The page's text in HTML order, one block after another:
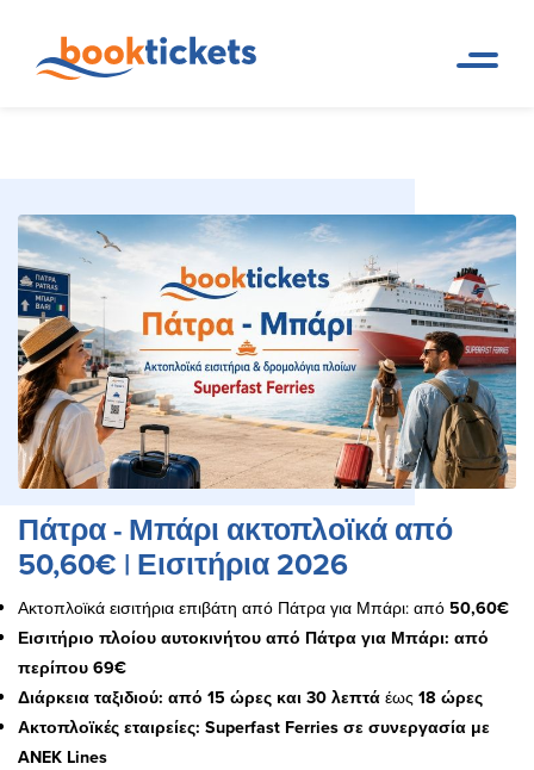
και εισιτήρια πλοίων
Πάτρα - Μπάρι ακτοπλοϊκά από
50,60€ | Εισιτήρια 2026
Ακτοπλοϊκά εισιτήρια επιβάτη από Πάτρα για Μπάρι: από 50,60€
Εισιτήριο πλοίου αυτοκινήτου από Πάτρα για Μπάρι: από
περίπου 69€
Διάρκεια ταξιδιού: από 15 ώρες και 30 λεπτά έως 18 ώρες
Ακτοπλοϊκές εταιρείες: Superfast Ferries σε συνεργασία με
ANEK Lines